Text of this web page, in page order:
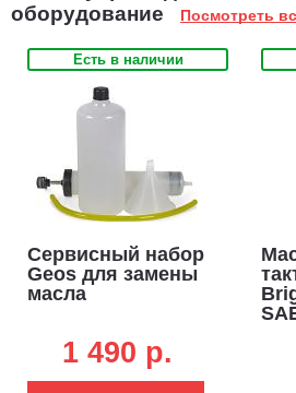
Система запуска Easy Start.
любых условиях с первого раза.
Вместительный топливный бак на
оборудование
Посмотреть
Есть в наличии
Сервисный набор
Geos для замены
масла
1 490 p.